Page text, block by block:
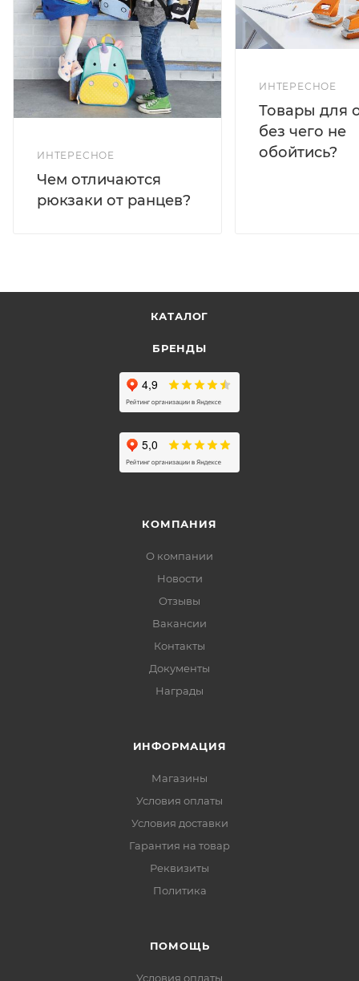
ИНТЕРЕСНОЕ
Чем отличаются
рюкзаки от ранцев?
ИНТЕРЕСНОЕ
Товары для
без чего не
обойтись?
КАТАЛОГ
БРЕНДЫ
КОМПАНИЯ
О компании
Новости
Отзывы
Вакансии
Контакты
Документы
Награды
ИНФОРМАЦИЯ
Магазины
Условия оплаты
Условия доставки
Гарантия на товар
Реквизиты
Политика
ПОМОЩЬ
Условия оплаты